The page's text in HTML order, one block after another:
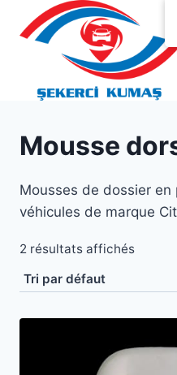
Mousse
Mousses de dossier
véhicules de marque
2 résultats affichés